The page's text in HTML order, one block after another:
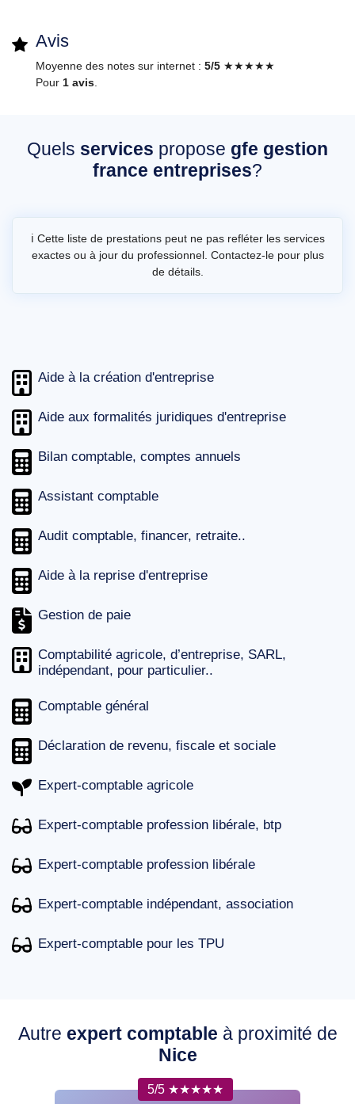
Avis
Moyenne des notes sur internet : 5/5 ★★★★★
Pour 1 avis
Quels services propose gfe gestion
france entreprises?
ℹ️ Cette liste de prestations peut ne pas refléter les services
exactes ou à jour du professionnel. Contactez-le pour plus
de détails.
Aide à la création d'entreprise
Aide aux formalités juridiques d'entreprise
Bilan comptable, comptes annuels
Assistant comptable
Audit comptable, financer, retraite..
Aide à la reprise d'entreprise
Gestion de paie
Comptabilité agricole, d’entreprise, SARL,
indépendant, pour particulier..
Comptable général
Déclaration de revenu, fiscale et sociale
Expert-comptable agricole
Expert-comptable profession libérale, btp
Expert-comptable profession libérale
Expert-comptable indépendant, association
Expert-comptable pour les TPU
Autre expert comptable à proximité de
Nice
5/5 ★★★★★